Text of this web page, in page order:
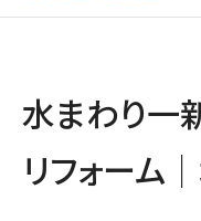
水まわり一
リフォーム